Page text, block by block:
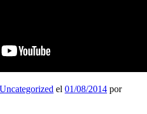
Uncategorized el 01/08/2014 por